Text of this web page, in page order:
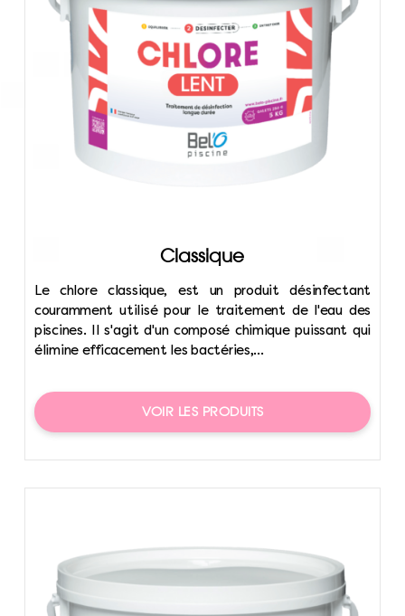
Classique
Le chlore classique, est un produit désinfectant
couramment utilisé pour le traitement de l'eau des
piscines. Il s'agit d'un composé chimique puissant qui
élimine efficacement les bactéries,...
VOIR LES PRODUITS